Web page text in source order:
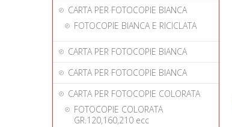
CARTA PER FOTOCOPIE BIANCA
FOTOCOPIE BIANCA E RICICLATA
CARTA PER FOTOCOPIE BIANCA
CARTA PER FOTOCOPIE BIANCA
CARTA PER FOTOCOPIE COLORATA
FOTOCOPIE COLORATA
GR.120,160,210 ecc